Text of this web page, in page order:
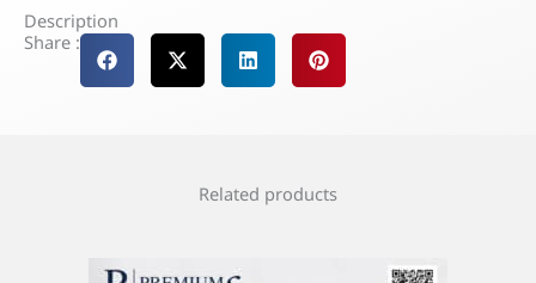
Description
Share :
Related products